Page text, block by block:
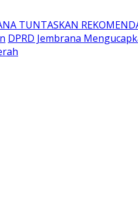
TUNTASKAN
DPRD Jembrana